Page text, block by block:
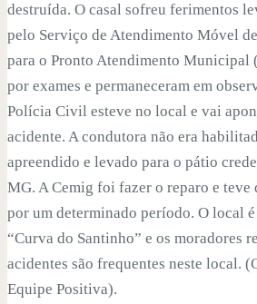
destruída. O casal sofreu ferimentos
pelo Serviço de Atendimento Móvel
para o Pronto Atendimento Municipal
por exames e permaneceram em
Polícia Civil esteve no local e vai
acidente. A condutora não era
apreendido e levado para o pátio
MG. A Cemig foi fazer o reparo e teve
por um determinado período. O local
“Curva do Santinho” e os moradores
acidentes são frequentes neste local.
Equipe Positiva).